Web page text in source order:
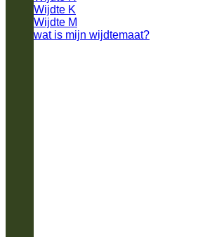
Wijdte K
Wijdte M
wat is mijn wijdtemaat?